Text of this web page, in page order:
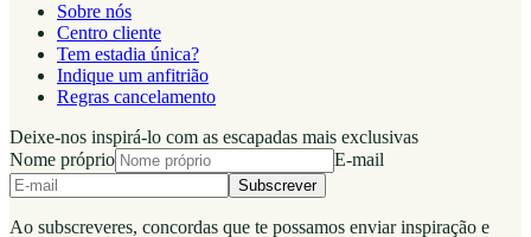
Sobre nós
Centro cliente
Tem estadia única?
Indique um anfitrião
Regras cancelamento
Deixe-nos inspirá-lo com as escapadas mais exclusivas
Nome próprio
E-mail
Subscrever
Ao subscreveres, concordas que te possamos enviar inspiração e